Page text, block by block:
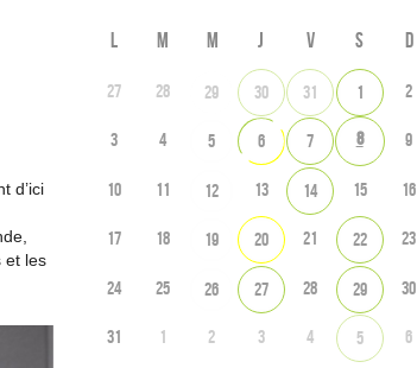
d’ici
et les
L M M J V S D
27 28 29 30 31 1 2
3 4 5 6 7 8 9
10 11 12 13 14 15 16
17 18 19 20 21 22 23
24 25 26 27 28 29 30
31 1 2 3 4 5 6